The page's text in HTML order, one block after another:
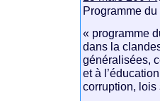
Programme
« programme
dans la
généralisées,
et à
corruption,